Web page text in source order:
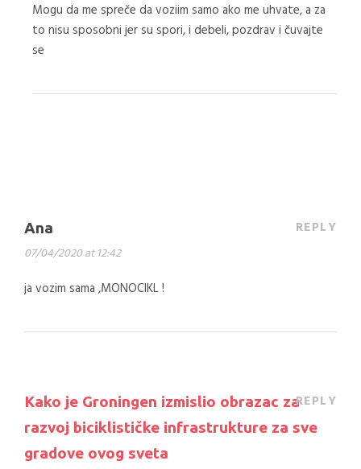
Mogu da me spreče da voziim samo ako me uhvate, a za
to nisu sposobni jer su spori, i debeli, pozdrav i čuvajte
se
Ana
07/04/2020 at 12:42
REPLY
ja vozim sama ,MONOCIKL !
Kako je Groningen izmislio obrazac za
razvoj biciklističke infrastrukture za sve
gradove ovog sveta
REPLY